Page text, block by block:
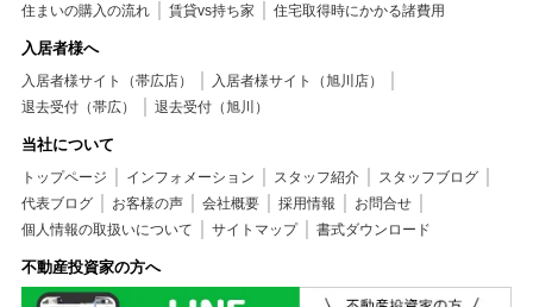
住まいの購入の流れ
賃貸vs持ち家 住宅取得時にかかる諸費用
入居者様へ
入居者様サイト（帯広店）
入居者様サイト（旭川店）
退去受付（帯広）
退去受付（旭川）
当社について
トップページ インフォメーション スタッフ紹介
スタッフブログ
代表ブログ
お客様の声 会社概要 採用情報
お問合せ
個人情報の取扱いについて
サイトマップ 書式ダウンロード
不動産投資家の方へ